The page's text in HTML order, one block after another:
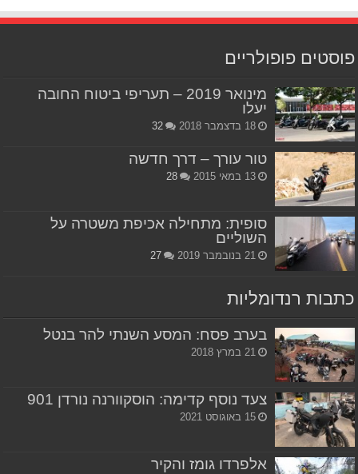
פוסטים פופולריים
מינואר 2019 – תעריפי ביטוח החובה
יעלו
18 בדצמבר 2018 32
טור עורך – דרך חדשה
13 במאי 2015 28
סופית: מתחילה אכיפת משטרה על
השוליים
21 בנובמבר 2019 27
כתבות רנדומליות
בערב פסח: המסע השנתי להר בנטל
21 במרץ 2018
צעד נוסף קדימה: הוסקוורנה נורדן 901
15 באוגוסט 2021
אלפרדו גומז והקיר